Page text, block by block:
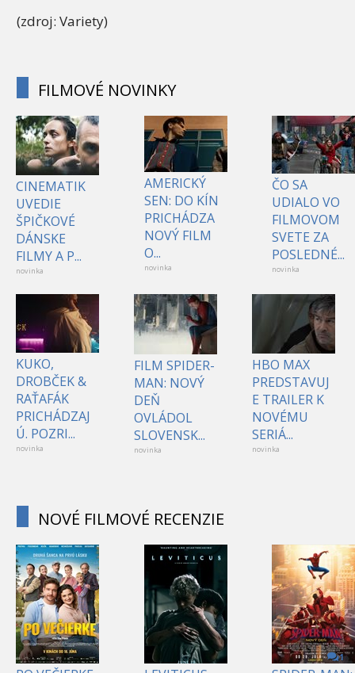
(zdroj: Variety)
FILMOVÉ NOVINKY
CINEMATIK
UVEDIE
ŠPIČKOVÉ
DÁNSKE
FILMY A P...
novinka
AMERICKÝ
SEN: DO KÍN
PRICHÁDZA
NOVÝ FILM
O...
novinka
ČO SA
UDIALO VO
FILMOVOM
SVETE ZA
POSLEDNÉ...
novinka
KUKO,
DROBČEK &
RAŤAFÁK
PRICHÁDZAJ
Ú. POZRI...
novinka
FILM SPIDER-
MAN: NOVÝ
DEŇ
OVLÁDOL
SLOVENSK...
novinka
HBO MAX
PREDSTAVUJ
E TRAILER K
NOVÉMU
SERIÁ...
novinka
NOVÉ FILMOVÉ RECENZIE
1